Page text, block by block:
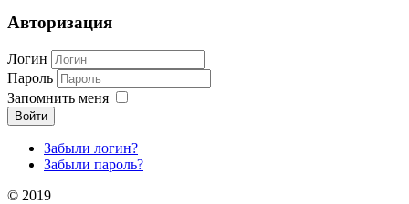
Авторизация
Логин
Пароль
Запомнить меня
Войти
Забыли логин?
Забыли пароль?
© 2019